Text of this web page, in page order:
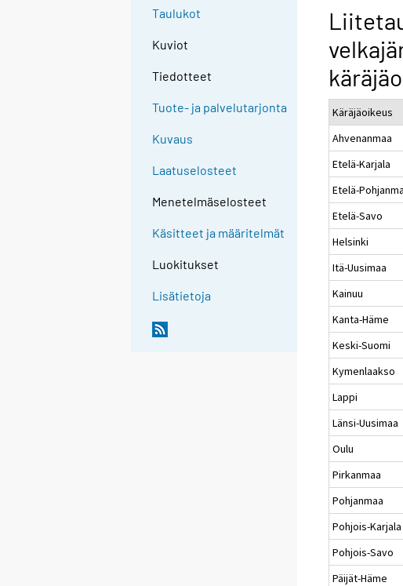
Taulukot
Kuviot
Tiedotteet
Tuote- ja palvelutarjonta
Kuvaus
Laatuselosteet
Menetelmäselosteet
Käsitteet ja määritelmät
Luokitukset
Lisätietoja
Käräjäoikeus
Ahvenanmaa
Etelä-Karjala
Etelä-
Etelä-Savo
Helsinki
Itä-Uusimaa
Kainuu
Kanta-Häme
Keski-Suomi
Kymenlaakso
Lappi
Länsi-Uusimaa
Oulu
Pirkanmaa
Pohjanmaa
Pohjois-Karjala
Pohjois-Savo
Päijät-Häme